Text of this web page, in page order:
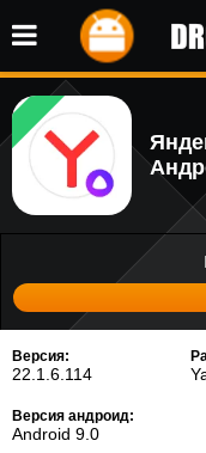
Версия:
22.1.6.114
Версия андроид:
Android 9.0